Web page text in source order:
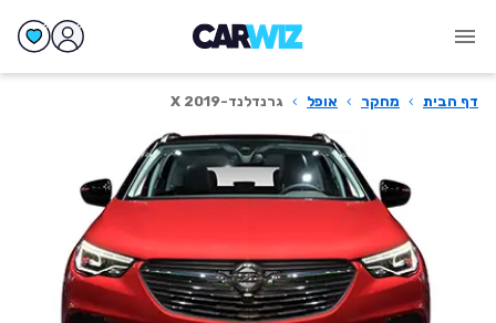
דף הבית › מחקר › אופל › גרנדלנד-X 2019